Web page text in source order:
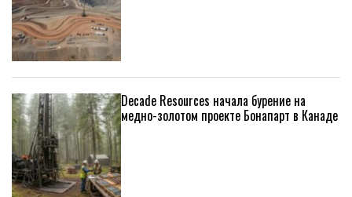
Decade Resources начала бурение на
медно-золотом проекте Бонапарт в Канаде